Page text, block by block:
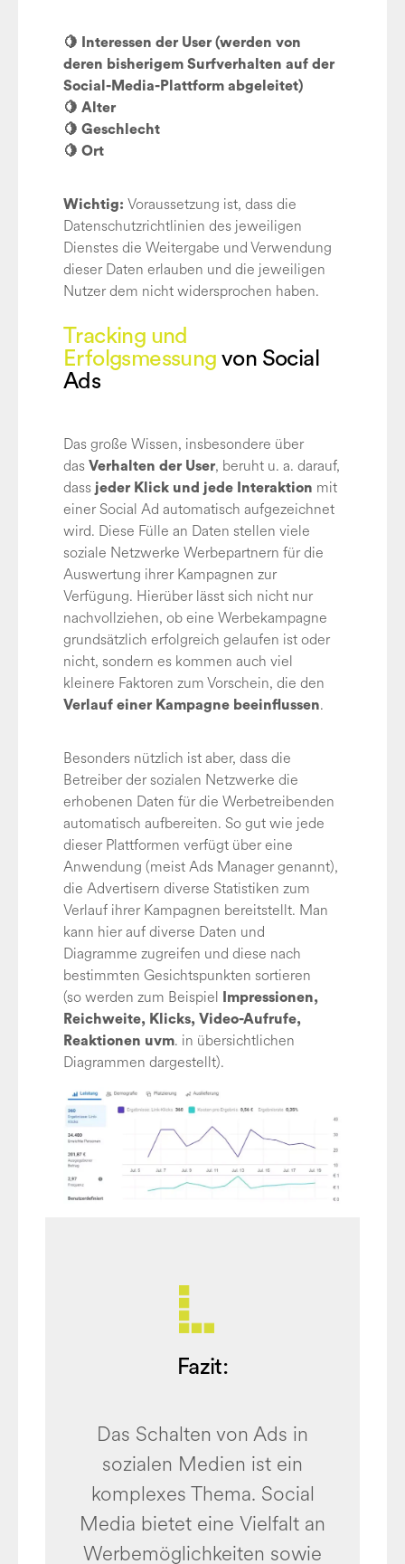
🍋 Interessen der User (werden von
deren bisherigem Surfverhalten auf der
Social-Media-Plattform abgeleitet)
🍋 Alter
🍋 Geschlecht
🍋 Ort
Wichtig: Voraussetzung ist, dass die
Datenschutzrichtlinien des jeweiligen
Dienstes die Weitergabe und Verwendung
dieser Daten erlauben und die jeweiligen
Nutzer dem nicht widersprochen haben.
Tracking und
Erfolgsmessung von Social
Ads
Das große Wissen, insbesondere über
das Verhalten der User, beruht u. a. darauf,
dass jeder Klick und jede Interaktion mit
einer Social Ad automatisch aufgezeichnet
wird. Diese Fülle an Daten stellen viele
soziale Netzwerke Werbepartnern für die
Auswertung ihrer Kampagnen zur
Verfügung. Hierüber lässt sich nicht nur
nachvollziehen, ob eine Werbekampagne
grundsätzlich erfolgreich gelaufen ist oder
nicht, sondern es kommen auch viel
kleinere Faktoren zum Vorschein, die den
Verlauf einer Kampagne beeinflussen.
Besonders nützlich ist aber, dass die
Betreiber der sozialen Netzwerke die
erhobenen Daten für die Werbetreibenden
automatisch aufbereiten. So gut wie jede
dieser Plattformen verfügt über eine
Anwendung (meist Ads Manager genannt),
die Advertisern diverse Statistiken zum
Verlauf ihrer Kampagnen bereitstellt. Man
kann hier auf diverse Daten und
Diagramme zugreifen und diese nach
bestimmten Gesichtspunkten sortieren
(so werden zum Beispiel
Impressionen,
Reichweite, Klicks, Video-Aufrufe,
Reaktionen uvm. in übersichtlichen
Diagrammen dargestellt).
Fazit:
Das Schalten von Ads in
sozialen Medien ist ein
komplexes Thema. Social
Media bietet eine Vielfalt an
Werbemöglichkeiten sowie